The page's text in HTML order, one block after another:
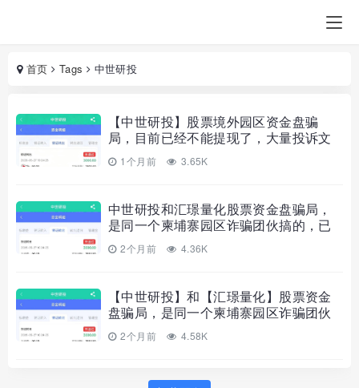
首页 Tags 中世研投
【中世研投】股票境外园区资金盘骗
局，目前已经不能提现了，大量投诉文
章，高度预警，崩盘在即！
1个月前 3.65K
中世研投和汇璟量化股票资金盘骗局，
是同一个柬埔寨园区诈骗团伙搞的，已
经不能提现，即将崩盘跑路！
2个月前 4.36K
【中世研投】和【汇璟量化】股票资金
盘骗局，是同一个柬埔寨园区诈骗团伙
搞的，已经不能提现，即将崩盘跑路！
2个月前 4.58K